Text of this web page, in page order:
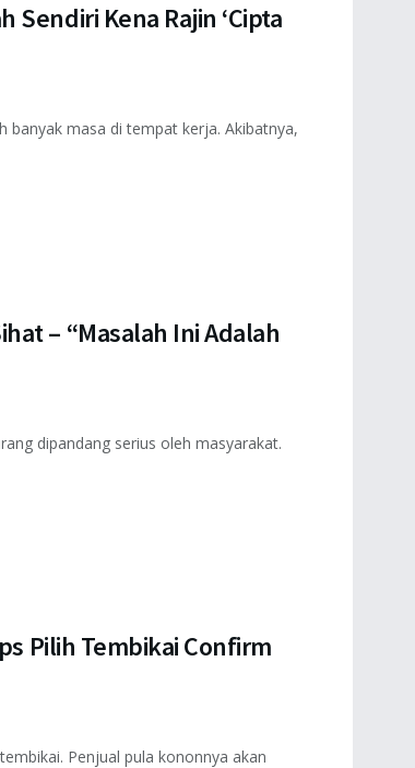
Sendiri Kena Rajin ‘Cipta
banyak masa di tempat kerja. Akibatnya,
– “Masalah Ini Adalah
dipandang serius oleh masyarakat.
Pilih Tembikai Confirm
Penjual pula kononnya akan